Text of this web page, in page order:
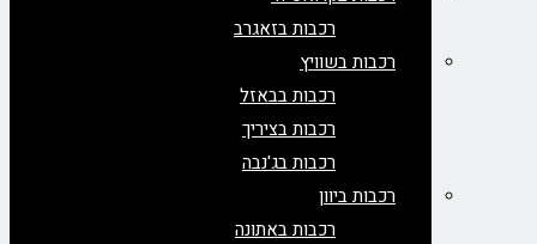
רכבות בזאגרב
רכבות בשוויץ
רכבות בבאזל
רכבות בציריך
רכבות בג'נבה
רכבות ביוון
רכבות באתונה